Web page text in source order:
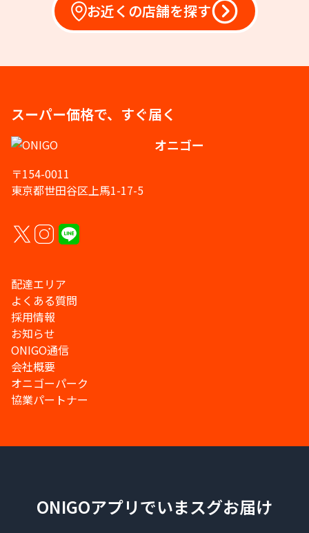
お近くの店舗を探す
スーパー価格で、すぐ届く
オニゴー
〒154-0011
東京都世田谷区上馬1-17-5
配達エリア
よくある質問
採用情報
お知らせ
ONIGO通信
会社概要
オニゴーパーク
協業パートナー
ONIGOアプリでいまスグお届け